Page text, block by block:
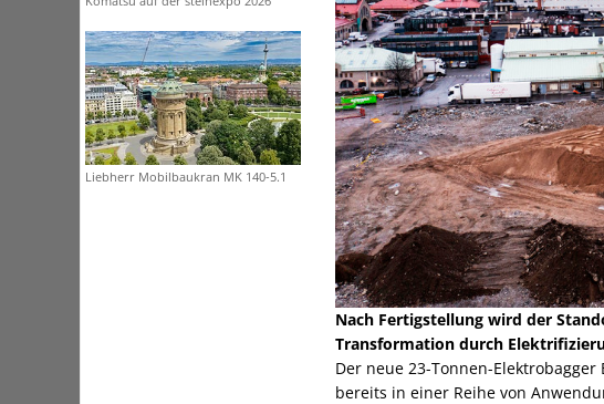
Liebherr Mobilbaukran MK 140-5.1
Nach Fertigstellung wird der
Transformation durch
Der neue 23-Tonnen-
bereits in einer Reihe von